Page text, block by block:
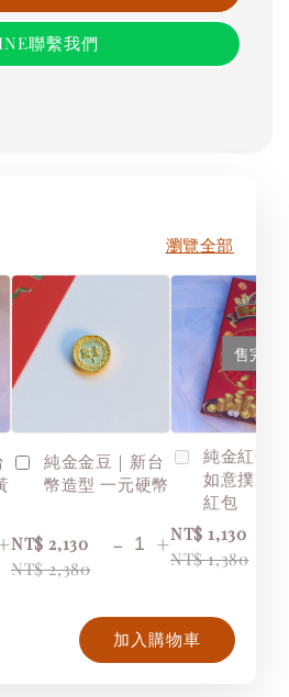
聯繫我們
瀏覽全部
純金金豆｜新台
幣造型 一元硬幣
NT$ 2,130
NT$ 2,380
- +
售完
純金紅包
如意撲克
紅包
NT$ 1,130
NT$ 1,380
加入購物車